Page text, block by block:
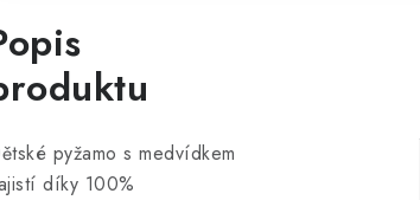
pyžamo s medvídkem
díky 100%